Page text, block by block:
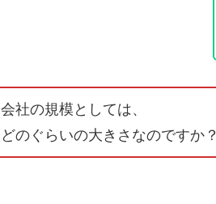
会社の規模としては、
どのぐらいの大きさなのですか？